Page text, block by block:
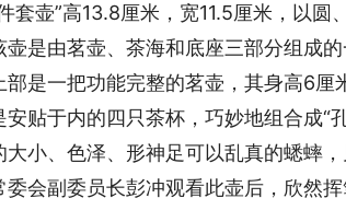
壶”高13.8厘米，宽11.5厘米，以圆
壶是由茗壶、茶海和底座三部分组成
部是一把功能完整的茗壶，其身高6
贴于内的四只茶杯，巧妙地组合成“
大小、色泽、形神足可以乱真的蟋蟀
会副委员长彭冲观看此壶后，欣然挥